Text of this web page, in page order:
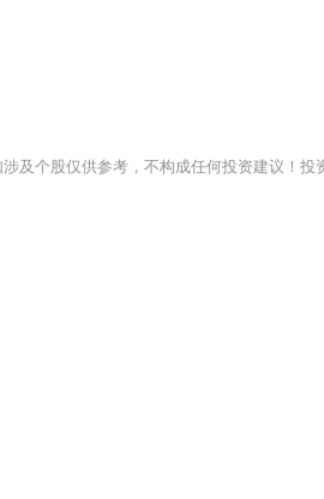
涉及个股仅供参考，不构成任何投资建议！投